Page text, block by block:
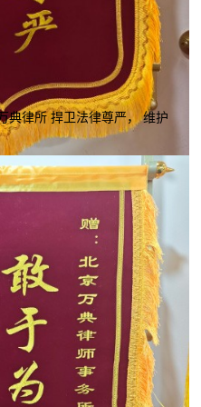
典律所 捍卫法律尊严， 维护